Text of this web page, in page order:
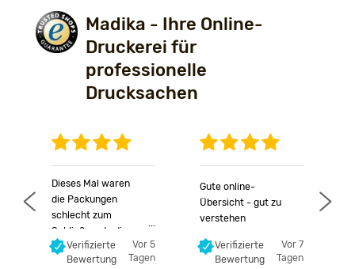
Madika - Ihre Online-
Druckerei für
professionelle
Drucksachen
Anonymer Nutzer Anonymer Nutzer
Dieses Mal waren
die Packungen
schlecht zum
Schließen, da die
Klebungen störten
und die
Verifizierte
Bewertung
Vor 5
Tagen
Gute online-
Übersicht - gut zu
verstehen
Verifizierte
Bewertung
Vor 7
Tagen